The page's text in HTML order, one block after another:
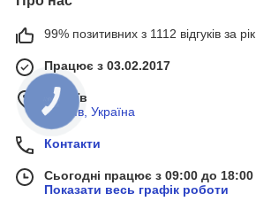
99% позитивних з 1112 відгуків за рік
Працює з 03.02.2017
м. Київ
м, Київ, Україна
Контакти
Сьогодні працює з 09:00 до 18:00
Показати весь графік роботи
КНОПКА
ЗВ'ЯЗКУ